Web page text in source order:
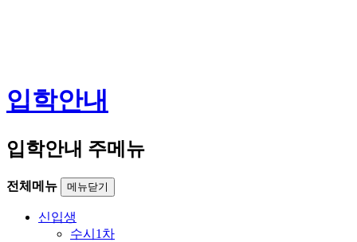
입학안내
입학안내 주메뉴
전체메뉴 메뉴닫기
신입생
수시1차